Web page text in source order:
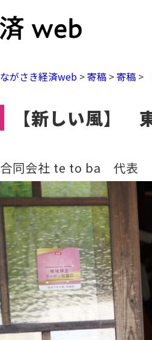
ながさき経済web >寄稿 >寄稿 >
【新しい風】
合同会社 te to ba 代表